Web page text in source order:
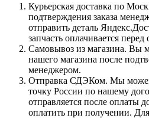
Курьерская доставка по
подтверждения заказа
отправить деталь
запчасть оплачивается перед
Самовывоз из магазина. Вы
нашего магазина после
менеджером.
Отправка СДЭКом. Мы
точку России по нашему
отправляется после оплаты
оплатить при получении.